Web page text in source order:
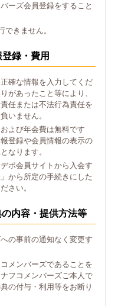
ーズ会員登録をすること
きません。
録・費用
確な情報を入力してくだ
があったこと等により、
任または不法行為責任を
いません。
よび年会費は無料です
登録や会員情報の表示の
なります。
ポ会員サイトから入会す
から所定の手続きにした
さい。
内容・提供方法等
の事前の通知なく変更す
メンバーズであることを
フコメンバーズご本人で
の付与・利用等をお断り